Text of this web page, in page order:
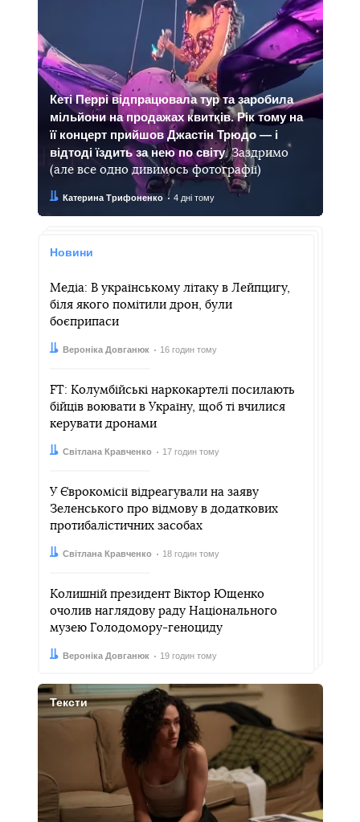
Кеті Перрі відпрацювала тур та заробила
мільйони на продажах квитків. Рік тому на
її концерт прийшов Джастін Трюдо — і
відтоді їздить за нею по світу. Заздримо
(але все одно дивимось фотографії)
Автор:
Катерина Трифоненко
Дата: 4 дні тому
Новини
Медіа: В українському літаку в Лейпцигу,
біля якого помітили дрон, були
боєприпаси
Автор:
Вероніка Довганюк
Дата: 16 годин тому
FT: Колумбійські наркокартелі посилають
бійців воювати в Україну, щоб ті вчилися
керувати дронами
Автор:
Світлана Кравченко
Дата: 17 годин тому
У Єврокомісії відреагували на заяву
Зеленського про відмову в додаткових
протибалістичних засобах
Автор:
Світлана Кравченко
Дата: 18 годин тому
Колишній президент Віктор Ющенко
очолив наглядову раду Національного
музею Голодомору-геноциду
Автор:
Вероніка Довганюк
Дата: 19 годин тому
Тексти